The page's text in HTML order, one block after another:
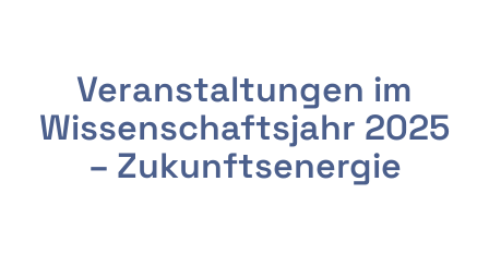
Veranstaltungen im
Wissenschaftsjahr 2025
– Zukunftsenergie